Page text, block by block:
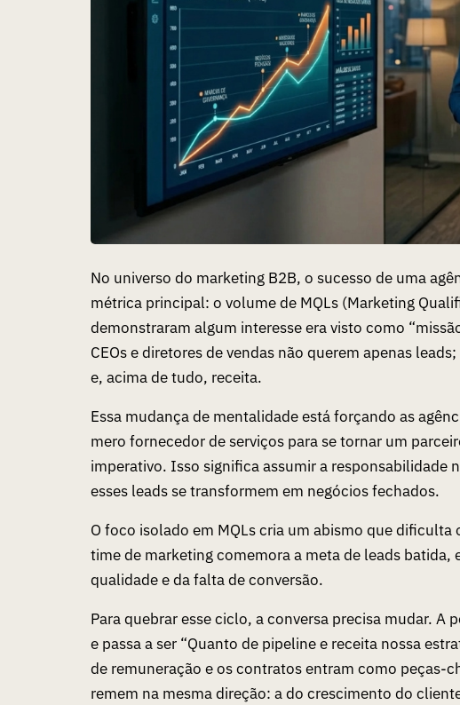
No universo do marketing B2B, o sucesso de uma
métrica principal: o volume de MQLs (Marketing
demonstraram algum interesse era visto como
CEOs e diretores de vendas não querem apenas
e, acima de tudo, receita.
Essa mudança de mentalidade está forçando as
mero fornecedor de serviços para se tornar um
imperativo. Isso significa assumir a responsabilidade
esses leads se transformem em negócios fechados.
O foco isolado em MQLs cria um abismo que dificulta
time de marketing comemora a meta de leads
qualidade e da falta de conversão.
Para quebrar esse ciclo, a conversa precisa mudar. A
e passa a ser “Quanto de pipeline e receita nossa
de remuneração e os contratos entram como peças-
remem na mesma direção: a do crescimento do